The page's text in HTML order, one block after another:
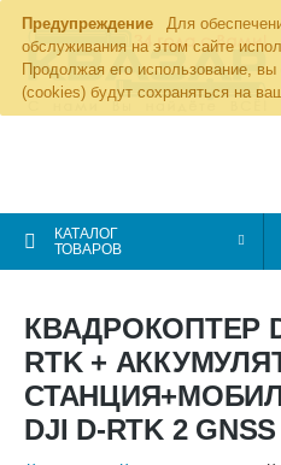
Предупреждение
Для
обслуживания на этом сайте
Продолжая его использование,
(cookies) будут сохраняться на
КАТАЛОГ
ТОВАРОВ
КВАДРОКОПТЕР
RTK +
DJI D-RTK 2 GNSS